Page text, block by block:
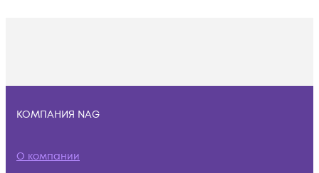
КОМПАНИЯ NAG
О компании